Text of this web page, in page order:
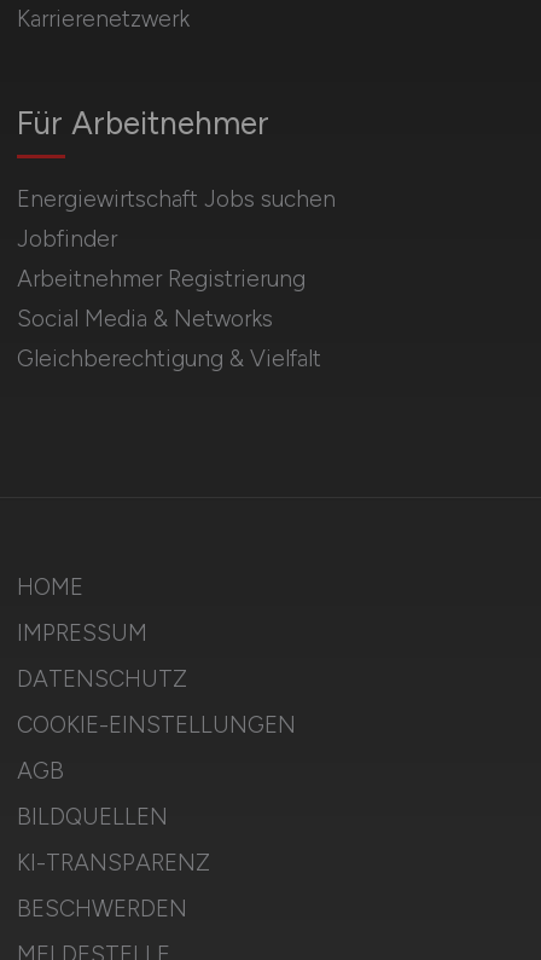
Für Arbeitnehmer
Energiewirtschaft Jobs suchen
Jobfinder
Arbeitnehmer Registrierung
Social Media & Networks
Gleichberechtigung & Vielfalt
Karrierenetzwerk
HOME
IMPRESSUM
DATENSCHUTZ
COOKIE-EINSTELLUNGEN
AGB
BILDQUELLEN
KI-TRANSPARENZ
BESCHWERDEN